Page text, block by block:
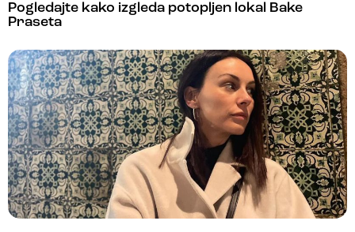
Pogledajte kako izgleda potopljen lokal Bake
Praseta